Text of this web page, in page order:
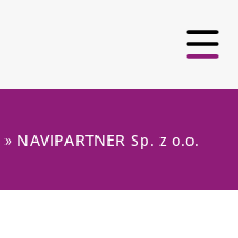
» NAVIPARTNER Sp. z o.o.